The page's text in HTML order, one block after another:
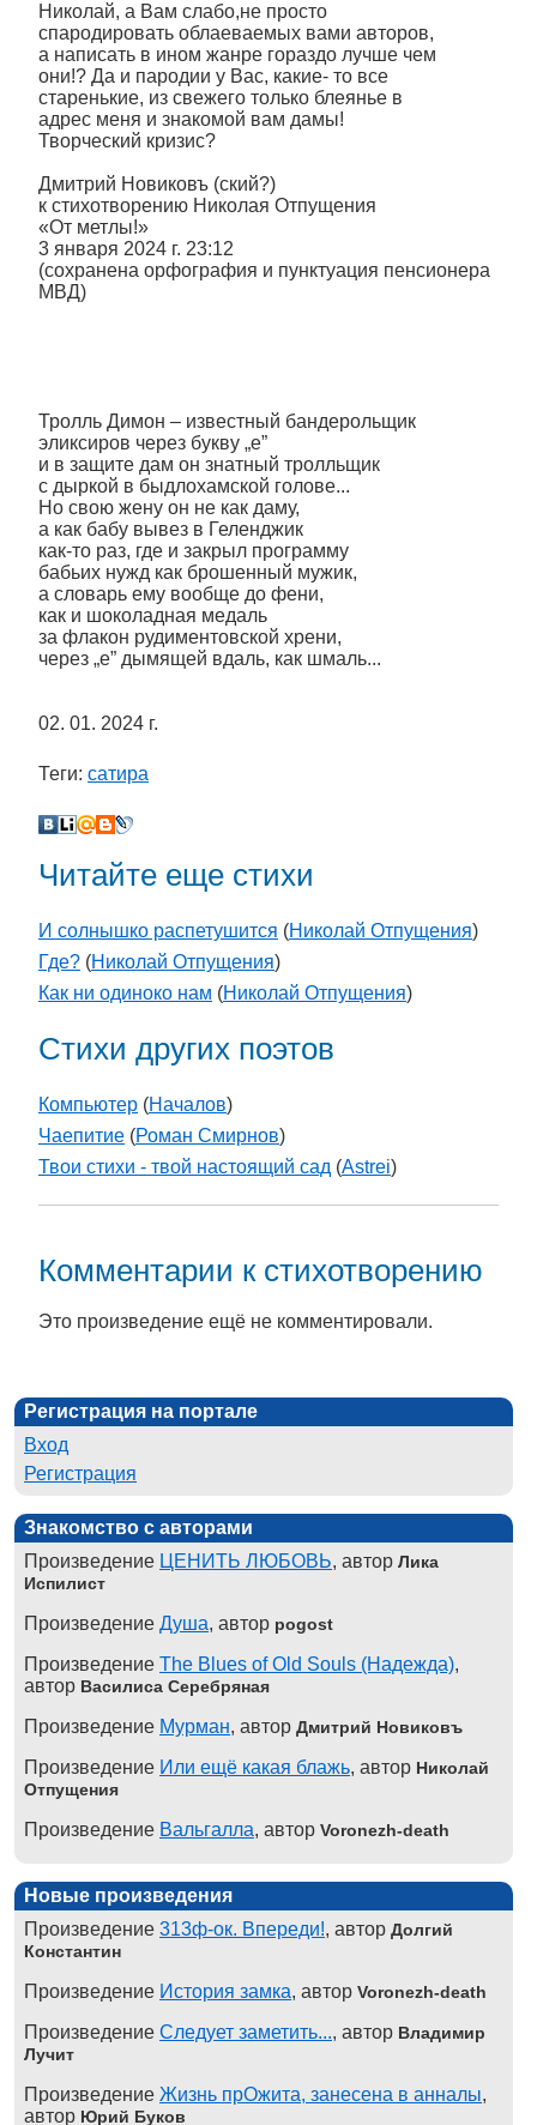
Николай, а Вам слабо,не просто
спародировать облаеваемых вами авторов,
а написать в ином жанре гораздо лучше чем
они!? Да и пародии у Вас, какие- то все
старенькие, из свежего только блеянье в
адрес меня и знакомой вам дамы!
Творческий кризис?
Дмитрий Новиковъ (ский?)
к стихотворению Николая Отпущения
«От метлы!»
3 января 2024 г. 23:12
(сохранена орфография и пунктуация пенсионера
МВД)
Тролль Димон – известный бандерольщик
эликсиров через букву „е”
и в защите дам он знатный тролльщик
с дыркой в быдлохамской голове...
Но свою жену он не как даму,
а как бабу вывез в Геленджик
как-то раз, где и закрыл программу
бабьих нужд как брошенный мужик,
а словарь ему вообще до фени,
как и шоколадная медаль
за флакон рудиментовской хрени,
через „е” дымящей вдаль, как шмаль...
02. 01. 2024 г.
Теги: сатира
Читайте еще стихи
И солнышко распетушится (Николай Отпущения)
Где? (Николай Отпущения)
Как ни одиноко нам (Николай Отпущения)
Стихи других поэтов
Компьютер (Началов)
Чаепитие (Роман Смирнов)
Твои стихи - твой настоящий сад (Astrei)
Комментарии к стихотворению
Это произведение ещё не комментировали.
Регистрация на портале
Вход
Регистрация
Знакомство с авторами
Произведение ЦЕНИТЬ ЛЮБОВЬ, автор Лика
Испилист
Произведение Душа, автор pogost
Произведение The Blues of Old Souls (Надежда),
автор Василиса Серебряная
Произведение Мурман, автор Дмитрий Новиковъ
Произведение Или ещё какая блажь, автор Николай
Отпущения
Произведение Вальгалла, автор Voronezh-death
Новые произведения
Произведение 313ф-ок. Впереди!, автор Долгий
Константин
Произведение История замка, автор Voronezh-death
Произведение Следует заметить..., автор Владимир
Лучит
Произведение Жизнь прОжита, занесена в анналы,
автор Юрий Буков